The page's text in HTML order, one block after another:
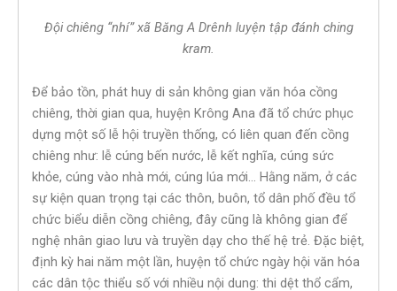
Đội chiêng “nhí” xã Băng A Drênh luyện tập đánh ching
kram.
Để bảo tồn, phát huy di sản không gian văn hóa cồng
chiêng, thời gian qua, huyện Krông Ana đã tổ chức phục
dựng một số lễ hội truyền thống, có liên quan đến cồng
chiêng như: lễ cúng bến nước, lễ kết nghĩa, cúng sức
khỏe, cúng vào nhà mới, cúng lúa mới… Hằng năm, ở các
sự kiện quan trọng tại các thôn, buôn, tổ dân phố đều tổ
chức biểu diễn cồng chiêng, đây cũng là không gian để
nghệ nhân giao lưu và truyền dạy cho thế hệ trẻ. Đặc biệt,
định kỳ hai năm một lần, huyện tổ chức ngày hội văn hóa
các dân tộc thiểu số với nhiều nội dung: thi dệt thổ cẩm,